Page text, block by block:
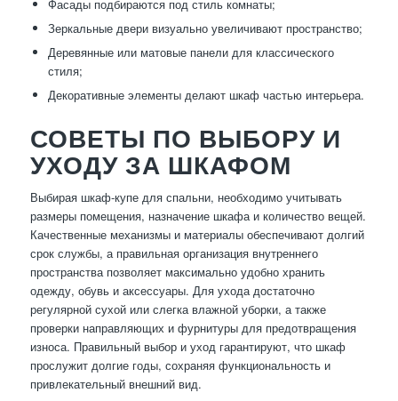
Фасады подбираются под стиль комнаты;
Зеркальные двери визуально увеличивают пространство;
Деревянные или матовые панели для классического
стиля;
Декоративные элементы делают шкаф частью интерьера.
СОВЕТЫ ПО ВЫБОРУ И
УХОДУ ЗА ШКАФОМ
Выбирая шкаф-купе для спальни, необходимо учитывать
размеры помещения, назначение шкафа и количество вещей.
Качественные механизмы и материалы обеспечивают долгий
срок службы, а правильная организация внутреннего
пространства позволяет максимально удобно хранить
одежду, обувь и аксессуары. Для ухода достаточно
регулярной сухой или слегка влажной уборки, а также
проверки направляющих и фурнитуры для предотвращения
износа. Правильный выбор и уход гарантируют, что шкаф
прослужит долгие годы, сохраняя функциональность и
привлекательный внешний вид.